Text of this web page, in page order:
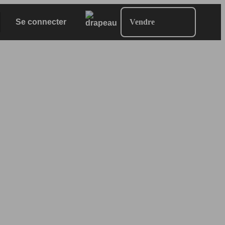
Se connecter Vendre